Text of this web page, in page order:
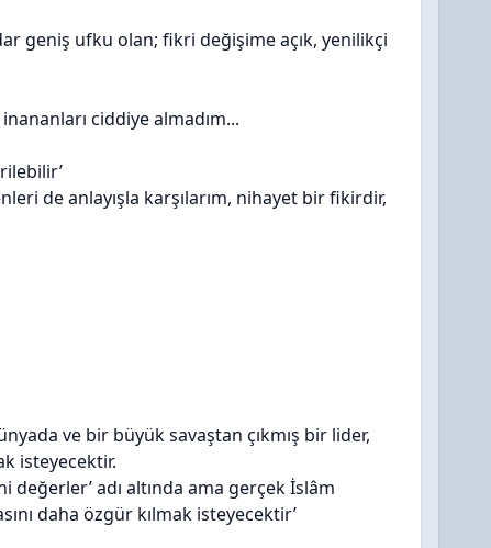
geniş ufku olan; fikri değişime açık, yenilikçi
ciddiye almadım...
de anlayışla karşılarım, nihayet bir fikirdir,
ve bir büyük savaştan çıkmış bir lider,
isteyecektir.
değerler’ adı altında ama gerçek İslâm
daha özgür kılmak isteyecektir’